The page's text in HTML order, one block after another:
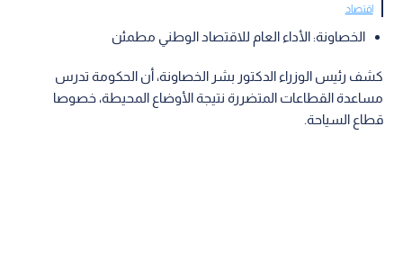
اقتصاد
الخصاونة: الأداء العام للاقتصاد الوطني مطمئن
كشف رئيس الوزراء الدكتور بشر الخصاونة، أن الحكومة تدرس
مساعدة القطاعات المتضررة نتيجة الأوضاع المحيطة، خصوصا
قطاع السياحة.